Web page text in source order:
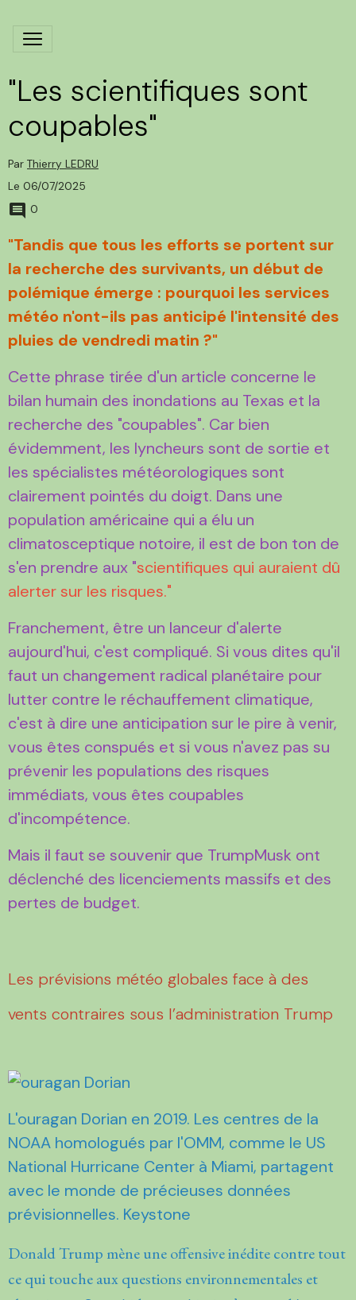
"Les scientifiques sont
coupables"
Par Thierry LEDRU
Le 06/07/2025
0
"Tandis que tous les efforts se portent sur
la recherche des survivants, un début de
polémique émerge : pourquoi les services
météo n'ont-ils pas anticipé l'intensité des
pluies de vendredi matin ?"
Cette phrase tirée d'un article concerne le
bilan humain des inondations au Texas et la
recherche des "coupables". Car bien
évidemment, les lyncheurs sont de sortie et
les spécialistes météorologiques sont
clairement pointés du doigt. Dans une
population américaine qui a élu un
climatosceptique notoire, il est de bon ton de
s'en prendre aux "scientifiques qui auraient dû
alerter sur les risques."
Franchement, être un lanceur d'alerte
aujourd'hui, c'est compliqué. Si vous dites qu'il
faut un changement radical planétaire pour
lutter contre le réchauffement climatique,
c'est à dire une anticipation sur le pire à venir,
vous êtes conspués et si vous n'avez pas su
prévenir les populations des risques
immédiats, vous êtes coupables
d'incompétence.
Mais il faut se souvenir que TrumpMusk ont
déclenché des licenciements massifs et des
pertes de budget.
Les prévisions météo globales face à des
vents contraires sous l’administration Trump
L'ouragan Dorian en 2019. Les centres de la
NOAA homologués par l'OMM, comme le US
National Hurricane Center à Miami, partagent
avec le monde de précieuses données
prévisionnelles. Keystone
Donald Trump mène une offensive inédite contre tout
ce qui touche aux questions environnementales et